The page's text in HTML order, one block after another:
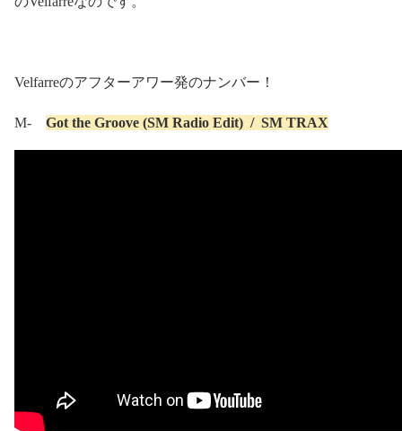
Velfarreのアフターアワー発のナンバー！
M- Got the Groove (SM Radio Edit) / SM TRAX